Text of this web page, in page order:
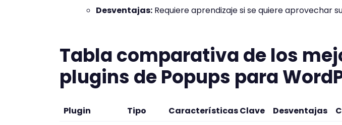
Desventajas: Requiere aprendizaje si se quiere aprovechar
Tabla comparativa de los
plugins de Popups para
Plugin Tipo Características Clave Desventajas